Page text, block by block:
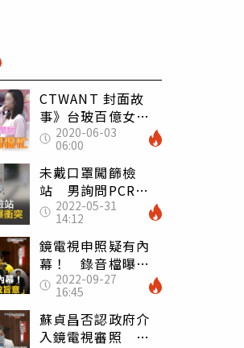
CTWANT 封面故
事》台玻百億女婿
有桃花 小刀入夜
直搗正妹香閨
2020-06-03
06:00
未戴口罩闖篩檢
站 男詢問PCR結
果爆衝突
2022-05-31
14:12
鏡電視申照疑有內
幕！ 錄音檔曝光
是「總統旨意」
2022-09-27
16:45
蘇貞昌否認政府介
入鏡電視審照 強